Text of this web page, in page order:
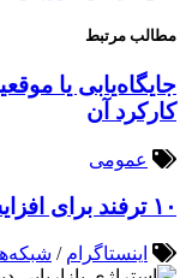
مطالب مرتبط
جایگاه‌یابی یا
کارکرد آن
عمومی
۱۰ ترفند برای افزایش ضریب مشارکت در اینستاگرام
اینستاگرام /